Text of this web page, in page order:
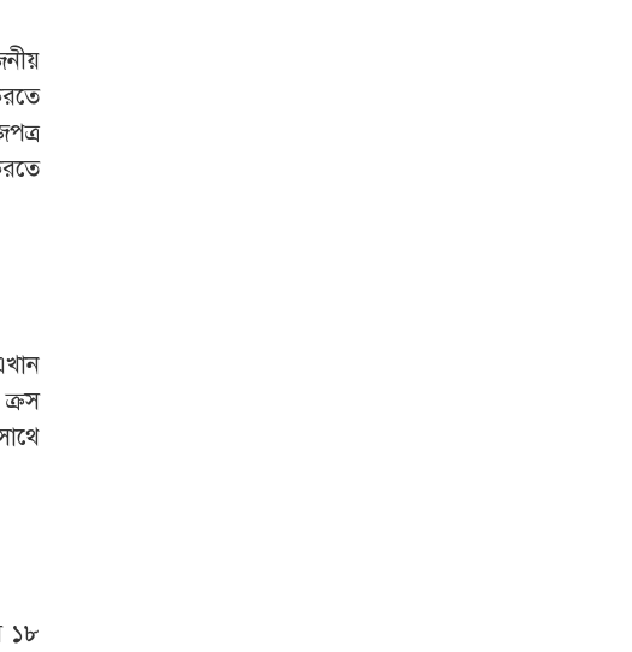
১৮